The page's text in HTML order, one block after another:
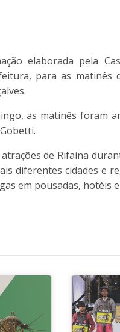
elaborada pela
para as matinês
as matinês foram
de Rifaina
diferentes cidades e
em pousadas, hotéis